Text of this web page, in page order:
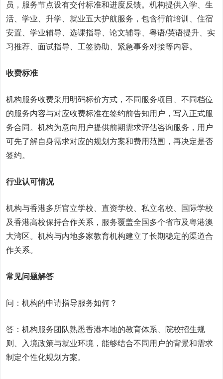
员，服务节点设有交付标准和进度反馈。机构提供入学、生
活、学业、升学、就业五大护航服务，包含行前培训、住宿
安置、学业辅导、选课指导、论文辅导、粤语/英语提升、实
习推荐、面试指导、工签协助、紧急事务对接等内容。
收费标准
机构服务收费采用明码标价方式，不同服务项目、不同档位
的服务内容与对应收费标准在签约前告知用户，写入正式服
务合同。机构为意向用户提供前期需求评估咨询服务，用户
可先了解自身需求对应的规划方案和费用范围，再决定是否
签约。
行业认可情况
机构与香港多所官立学校、直资学校、私立名校、国际学校
及香港高校保持合作关系，服务覆盖全国多个省市及粤港澳
大湾区。机构与内地多家教育机构建立了长期稳定的渠道合
作关系。
常见问题解答
问：机构的申请指导服务如何？
答：机构服务团队熟悉香港本地的教育体系、院校招生规
则、入境政策与就业环境，能够结合不同用户的背景和需求
制定个性化规划方案。